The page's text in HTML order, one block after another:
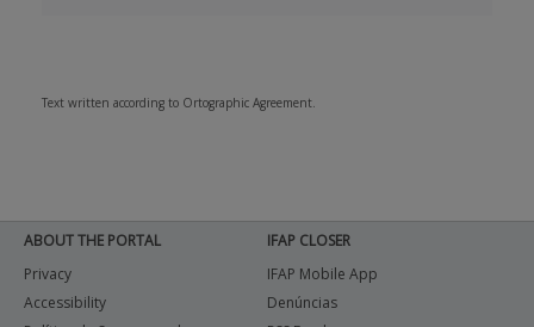
Text written according to Ortographic Agreement.
ABOUT THE PORTAL
Privacy
Accessibility
IFAP CLOSER
IFAP Mobile App
Denúncias